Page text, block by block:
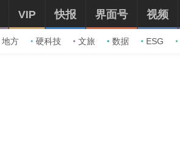
地方 硬科技 文旅 数据 ESG
VIP 快报 界面号 视频